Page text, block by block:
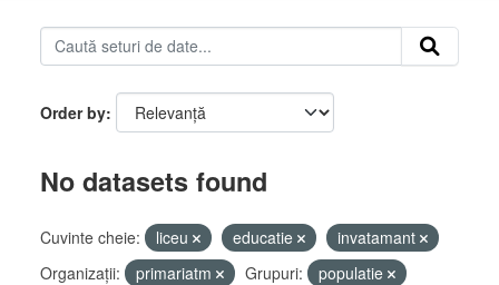
Order by
No datasets found
Cuvinte cheie: liceu educatie
invatamant
Organizații:
primariatm Grupuri:
populatie